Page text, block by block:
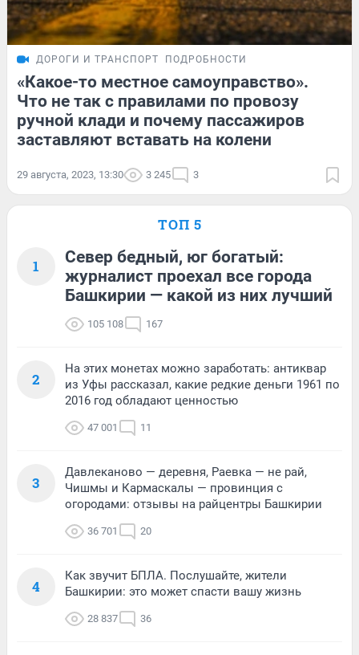
ДОРОГИ И ТРАНСПОРТ ПОДРОБНОСТИ
«Какое-то местное самоуправство».
Что не так с правилами по провозу
ручной клади и почему пассажиров
заставляют вставать на колени
29 августа, 2023, 13:30 3 245 3
ТОП 5
1
Север бедный, юг богатый:
журналист проехал все города
Башкирии — какой из них лучший
105 108 167
2
На этих монетах можно заработать: антиквар
из Уфы рассказал, какие редкие деньги 1961 по
2016 год обладают ценностью
47 001 11
3
Давлеканово — деревня, Раевка — не рай,
Чишмы и Кармаскалы — провинция с
огородами: отзывы на райцентры Башкирии
36 701 20
4
Как звучит БПЛА. Послушайте, жители
Башкирии: это может спасти вашу жизнь
28 837 36